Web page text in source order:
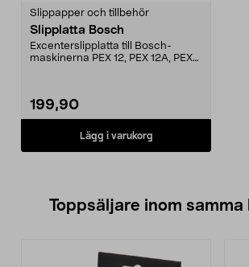
Slippapper och tillbehör
Slipplatta Bosch
Excenterslipplatta till Bosch-
maskinerna PEX 12, PEX 12A, PEX
199,90
Lägg i varukorg
Toppsäljare inom